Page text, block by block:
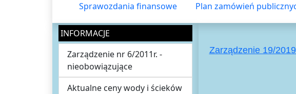
Sprawozdania finansowe Plan zamówień
INFORMACJE
Zarządzenie nr 6/2011r. -
nieobowiązujące
Aktualne ceny wody i ścieków
Zarządzenie 19/